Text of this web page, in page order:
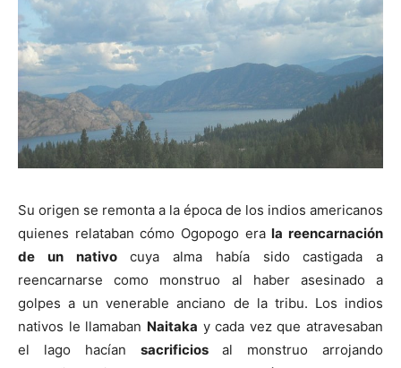
Su origen se remonta a la época de los indios americanos
quienes relataban cómo Ogopogo erala reencarnación
de un nativocuya alma había sido castigada a
reencarnarse como monstruo al haber asesinado a
golpes a un venerable anciano de la tribu. Los indios
nativos le llamaban Naitaka y cada vez que atravesaban
el lago hacían sacrificiosal monstruo arrojando